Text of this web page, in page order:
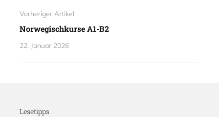
Vorheriger Artikel
Norwegischkurse A1-B2
22. Januar 2026
Lesetipps